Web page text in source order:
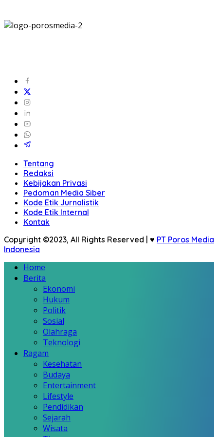
Tentang
Redaksi
Kebijakan Privasi
Pedoman Media Siber
Kode Etik Jurnalistik
Kode Etik Internal
Kontak
Copyright ©2023, All Rights Reserved | ♥ PT Poros Media
Indonesia
Home
Berita
Ekonomi
Hukum
Politik
Sosial
Olahraga
Teknologi
Ragam
Kesehatan
Budaya
Entertainment
Lifestyle
Pendidikan
Sejarah
Wisata